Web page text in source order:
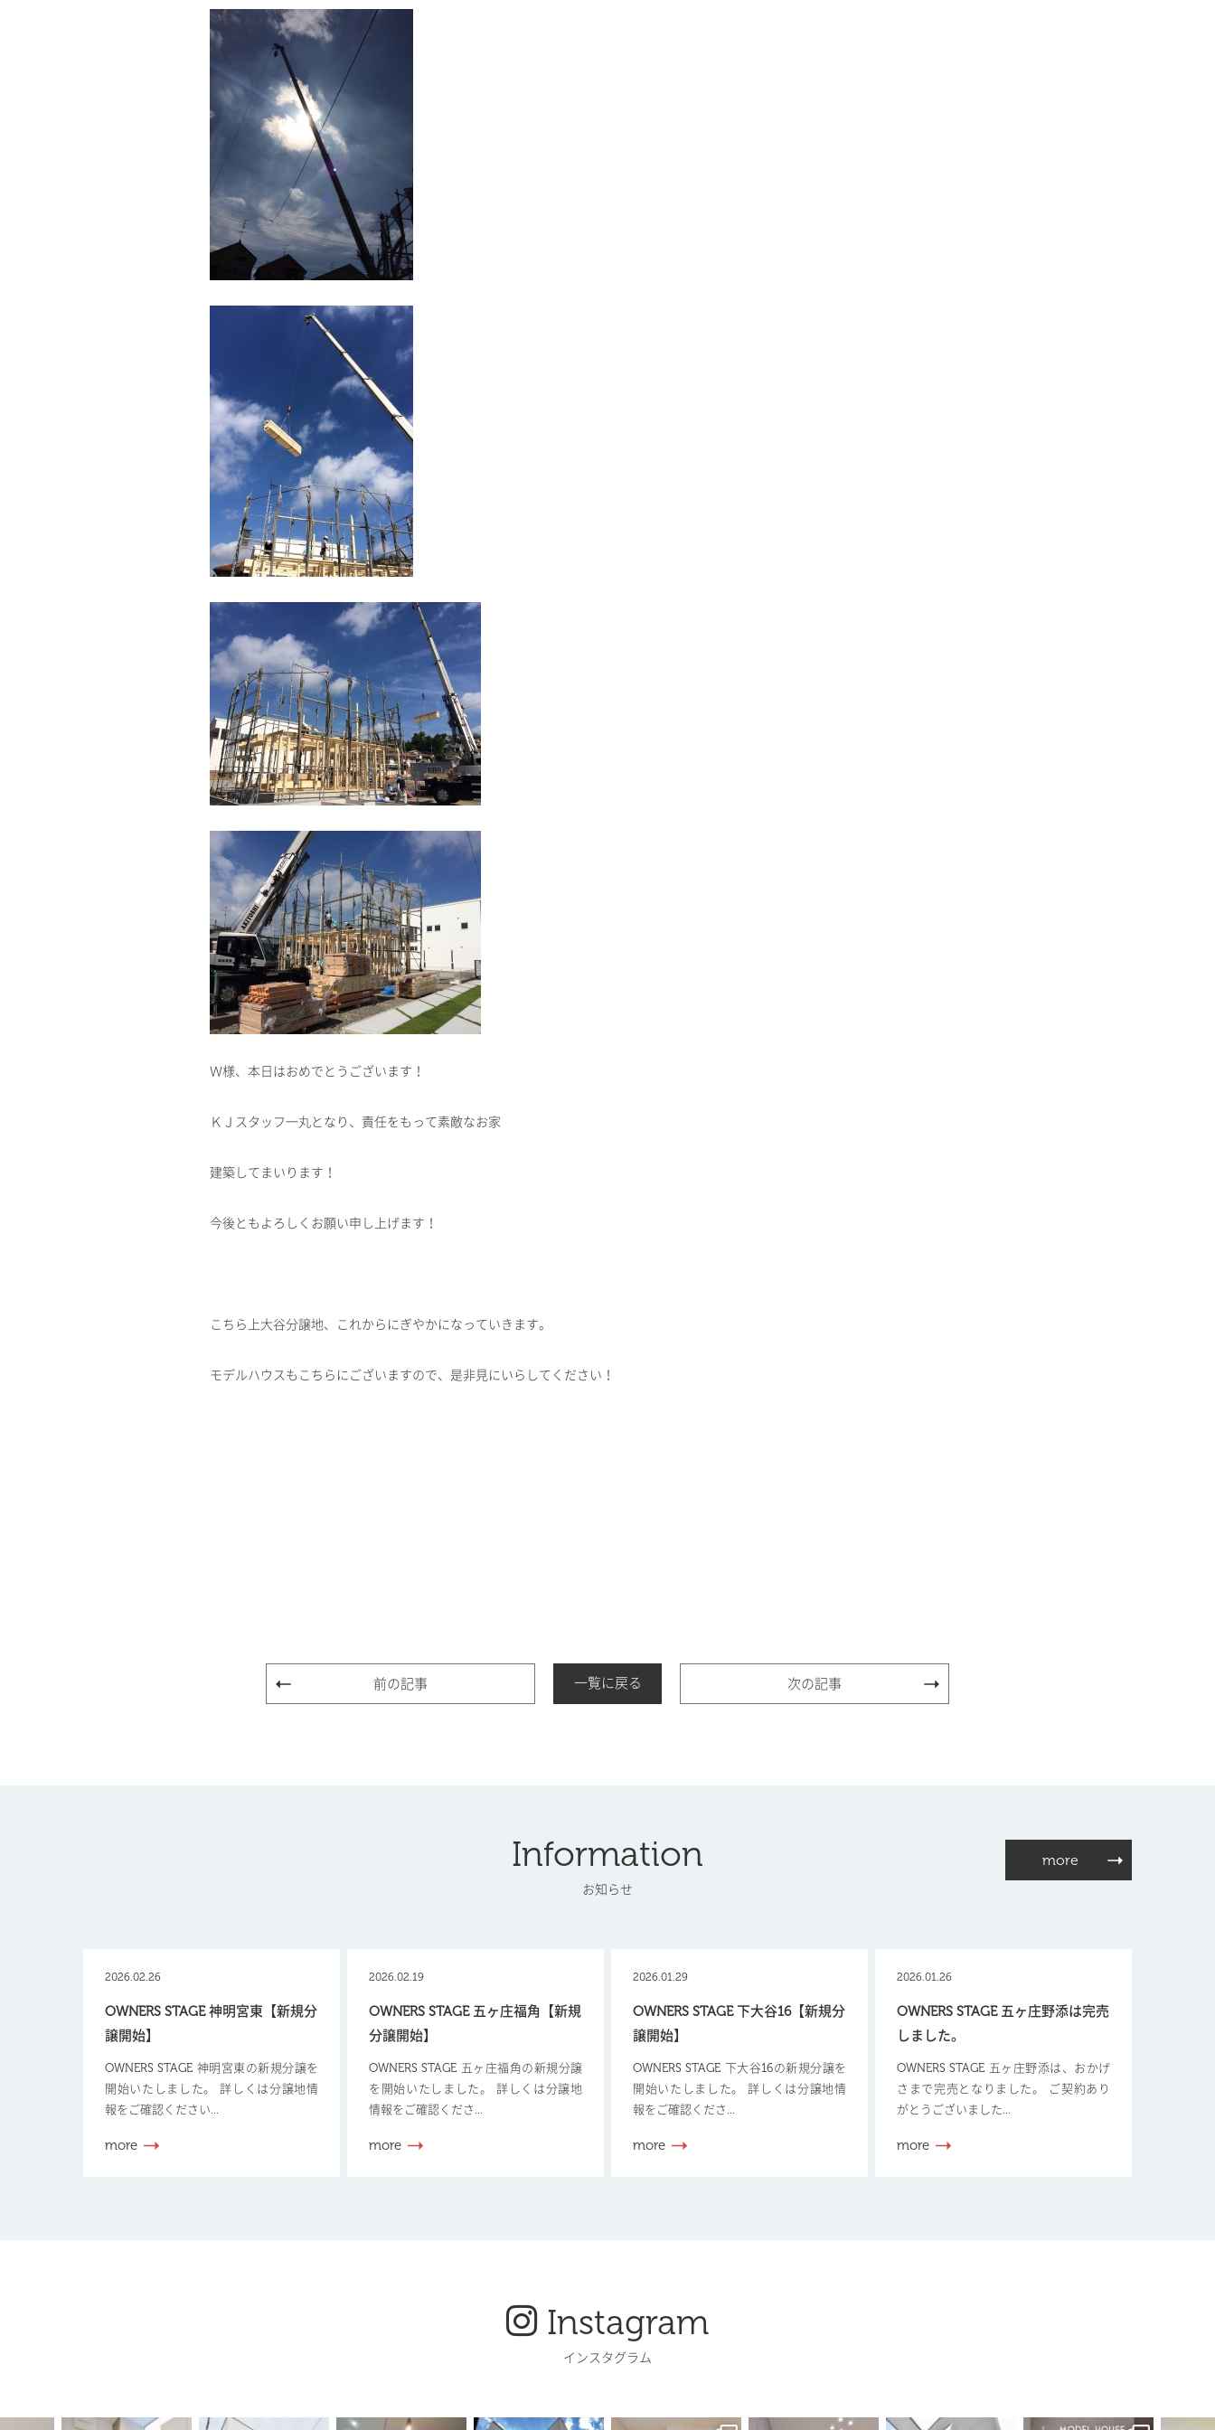
Ｗ様、本日はおめでとうございます！
ＫＪスタッフ一丸となり、責任をもって素敵なお家
建築してまいります！
今後ともよろしくお願い申し上げます！
こちら上大谷分譲地、これからにぎやかになっていきます。
モデルハウスもこちらにございますので、是非見にいらしてください！
前の記事 一覧に戻る 次の記事
Information
お知らせ
2026.02.26
OWNERS STAGE 神明宮東【新規分
譲開始】
OWNERS STAGE 神明宮東の新規分譲を
開始いたしました。 詳しくは分譲地情
報をご確認ください...
more
2026.02.19
OWNERS STAGE 五ヶ庄福角【新規
分譲開始】
OWNERS STAGE 五ヶ庄福角の新規分譲
を開始いたしました。 詳しくは分譲地
情報をご確認くださ...
more
2026.01.29
OWNERS STAGE 下大谷16【新規分
譲開始】
OWNERS STAGE 下大谷16の新規分譲を
開始いたしました。 詳しくは分譲地情
報をご確認くださ...
more
2026.01.26
OWNERS STAGE 五ヶ庄野添は完売
しました。
OWNERS STAGE 五ヶ庄野添は、おかげ
さまで完売となりました。 ご契約あり
がとうございました...
more
more
Instagram
インスタグラム